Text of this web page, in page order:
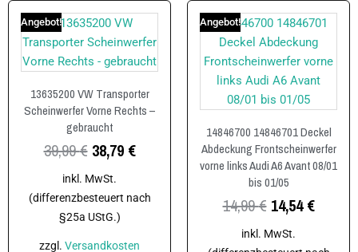
Angebot!
13635200 VW Transporter
Scheinwerfer Vorne Rechts –
gebraucht
39,99€ 38,79 €
inkl. MwSt.
(differenzbesteuert nach
§25a UStG.)
zzgl. Versandkosten
Angebot!
14846700 14846701 Deckel
Abdeckung Frontscheinwerfer
vorne links Audi A6 Avant 08/01
bis 01/05
14,99€ 14,54€
inkl. MwSt.